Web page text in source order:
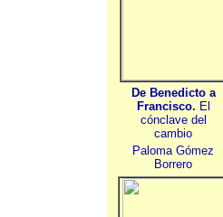
De Benedicto a
Francisco. El
cónclave del
cambio
Paloma Gómez
Borrero